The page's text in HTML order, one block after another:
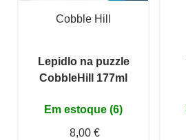
Cobble Hill
Lepidlo na puzzle
CobbleHill 177ml
Em estoque (6)
8,00 €